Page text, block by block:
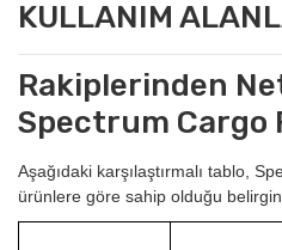
KULLANIM
Rakiplerinden
Spectrum Cargo
Aşağıdaki karşılaştırmalı tablo,
ürünlere göre sahip olduğu